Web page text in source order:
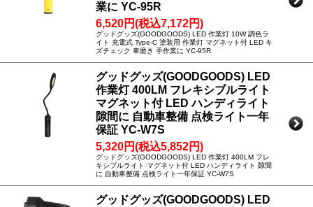
業に YC-95R
6,520円(税込7,172円)
グッドグッズ(GOODGOODS) LED 作業灯 10W 調色ラ
イト 充電式 Type-C 塗装用 作業灯 マグネット付 LED キ
ズチェック 車磨き 手作業に YC-95R
グッドグッズ(GOODGOODS) LED
作業灯 400LM フレキシブルライト
マグネット付 LED ハンディライト
隙間に 自動車整備 点検ライト一年
保証 YC-W7S
5,320円(税込5,852円)
グッドグッズ(GOODGOODS) LED 作業灯 400LM フレ
キシブルライト マグネット付 LED ハンディライト 隙間
に 自動車整備 点検ライト一年保証 YC-W7S
グッドグッズ(GOODGOODS) LED